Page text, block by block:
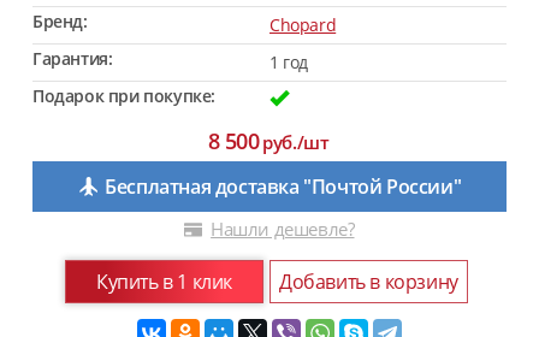
Бренд:
Chopard
Гарантия:
1 год
Подарок при покупке:
8 500руб./шт
Бесплатная доставка "Почтой России"
Нашли дешевле?
Купить в 1 клик Добавить в корзину